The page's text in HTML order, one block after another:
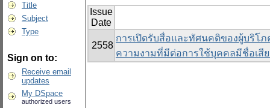
Title
Subject
Type
Sign on to:
Receive email
updates
My DSpace
authorized users
Issue
Date
2558
การเปิดรับสื่อและทัศนคติของผู้บริโ
ความงามที่มีต่อการใช้บุคคลมีชื่อเสี